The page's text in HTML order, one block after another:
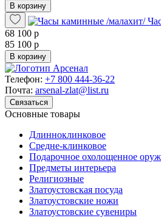
В корзину
68 100 р
85 100 р
В корзину
Телефон: +7 800 444-36-22
Почта: arsenal-zlat@list.ru
Связаться
Основные товары
Длинноклинковое
Средне-клинковое
Подарочное охолощенное
Предметы интерьера
Религиозные
Златоустовская посуда
Златоустовские ножи
Златоустовские сувениры